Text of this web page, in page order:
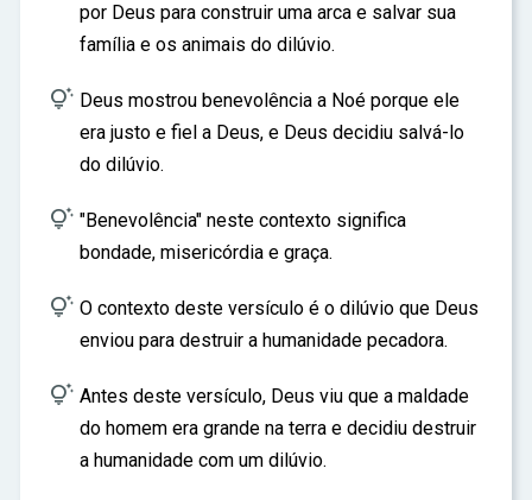
por Deus para construir uma arca e salvar sua
família e os animais do dilúvio.
 Deus mostrou benevolência a Noé porque ele
era justo e fiel a Deus, e Deus decidiu salvá-lo
do dilúvio.
 "Benevolência" neste contexto significa
bondade, misericórdia e graça.
 O contexto deste versículo é o dilúvio que Deus
enviou para destruir a humanidade pecadora.
 Antes deste versículo, Deus viu que a maldade
do homem era grande na terra e decidiu destruir
a humanidade com um dilúvio.